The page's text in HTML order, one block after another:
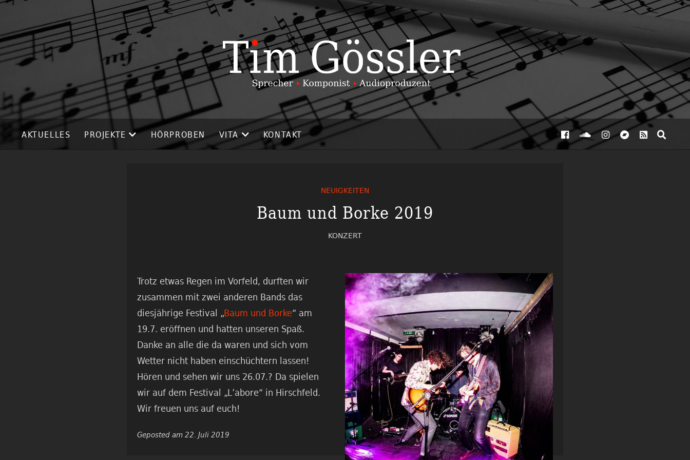
AKTUELLES PROJEKTE HÖRPROBEN VITA KONTAKT
NEUIGKEITEN
Baum und Borke 2019
KONZERT
Trotz etwas Regen im Vorfeld, durften wir
zusammen mit zwei anderen Bands das
diesjährige Festival „Baum und Borke“ am
19.7. eröffnen und hatten unseren Spaß.
Danke an alle die da waren und sich vom
Wetter nicht haben einschüchtern lassen!
Hören und sehen wir uns 26.07.? Da spielen
wir auf dem Festival „L’abore“ in Hirschfeld.
Wir freuen uns auf euch!
Geposted am 22. Juli 2019